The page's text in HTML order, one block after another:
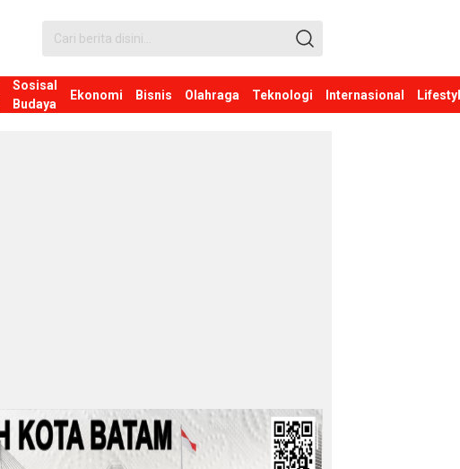
Sosisal
Budaya
Ekonomi Bisnis Olahraga Teknologi Internasional